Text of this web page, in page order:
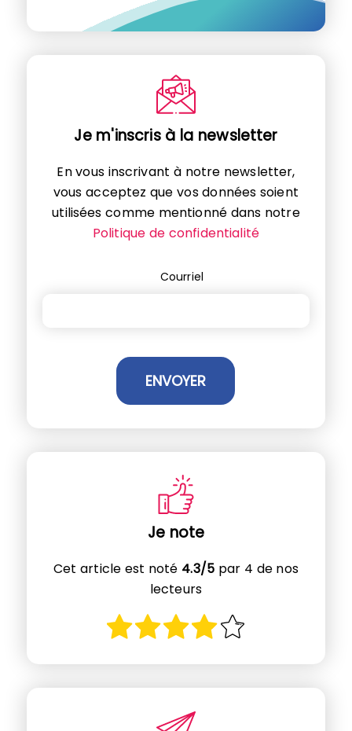
Je m'inscris à la newsletter
En vous inscrivant à notre newsletter,
vous acceptez que vos données soient
utilisées comme mentionné dans notre
Politique de confidentialité
Courriel
Je note
Cet article est noté 4.3/5par 4 de nos
lecteurs